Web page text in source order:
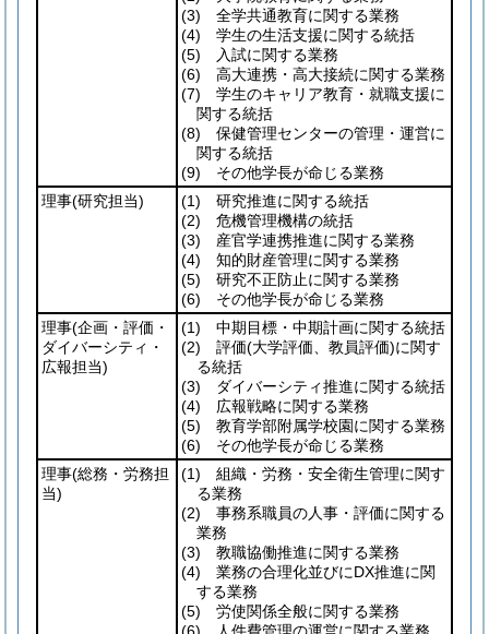
(3) 全学共通教育に関する業務
(4) 学生の生活支援に関する統括
(5) 入試に関する業務
(6) 高大連携・高大接続に関する業務
(7) 学生のキャリア教育・就職支援に
関する統括
(8) 保健管理センターの管理・運営に
関する統括
(9) その他学長が命じる業務
理事(研究担当) (1) 研究推進に関する統括
(2) 危機管理機構の統括
(3) 産官学連携推進に関する業務
(4) 知的財産管理に関する業務
(5) 研究不正防止に関する業務
(6) その他学長が命じる業務
理事(企画・評価・
ダイバーシティ・
広報担当)
(1) 中期目標・中期計画に関する統括
(2) 評価(大学評価、教員評価)に関す
る統括
(3) ダイバーシティ推進に関する統括
(4) 広報戦略に関する業務
(5) 教育学部附属学校園に関する業務
(6) その他学長が命じる業務
理事(総務・労務担
当)
(1) 組織・労務・安全衛生管理に関す
る業務
(2) 事務系職員の人事・評価に関する
業務
(3) 教職協働推進に関する業務
(4) 業務の合理化並びにDX推進に関
する業務
(5) 労使関係全般に関する業務